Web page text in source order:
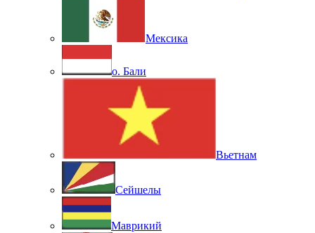
Мексика
о. Бали
Вьетнам
Сейшелы
Маврикий